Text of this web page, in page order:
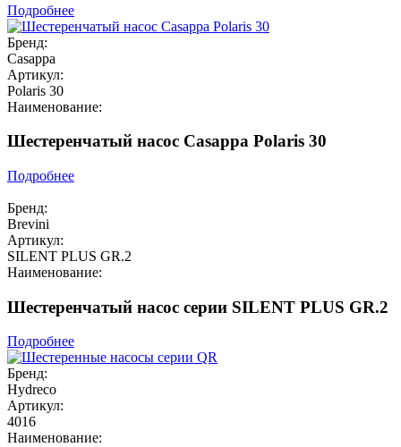
Подробнее
Бренд:
Casappa
Артикул:
Polaris 30
Наименование:
Шестеренчатый насос Casappa Polaris 30
Подробнее
Бренд:
Brevini
Артикул:
SILENT PLUS GR.2
Наименование:
Шестеренчатый насос серии SILENT PLUS GR.2
Подробнее
Бренд:
Hydreco
Артикул:
4016
Наименование: